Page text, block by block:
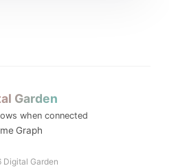
Garden
when connected
Graph
Garden